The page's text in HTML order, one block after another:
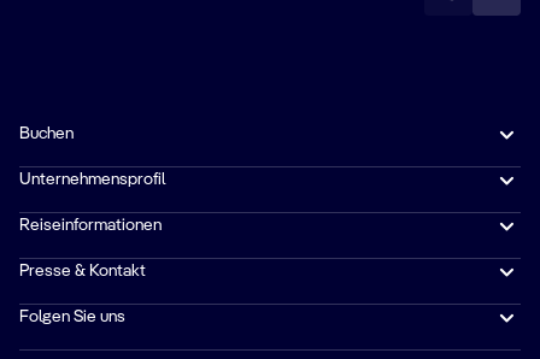
Buchen
Unternehmensprofil
Reiseinformationen
Presse & Kontakt
Folgen Sie uns